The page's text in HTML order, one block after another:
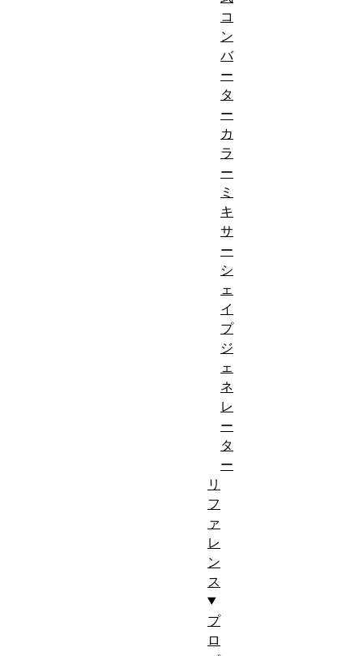
コ
ン
バ
ー
タ
ー
カ
ラ
ー
ミ
キ
サ
ー
シ
ェ
イ
プ
ジ
ェ
ネ
レ
ー
タ
ー
リ
フ
ァ
レ
ン
ス
プ
ロ